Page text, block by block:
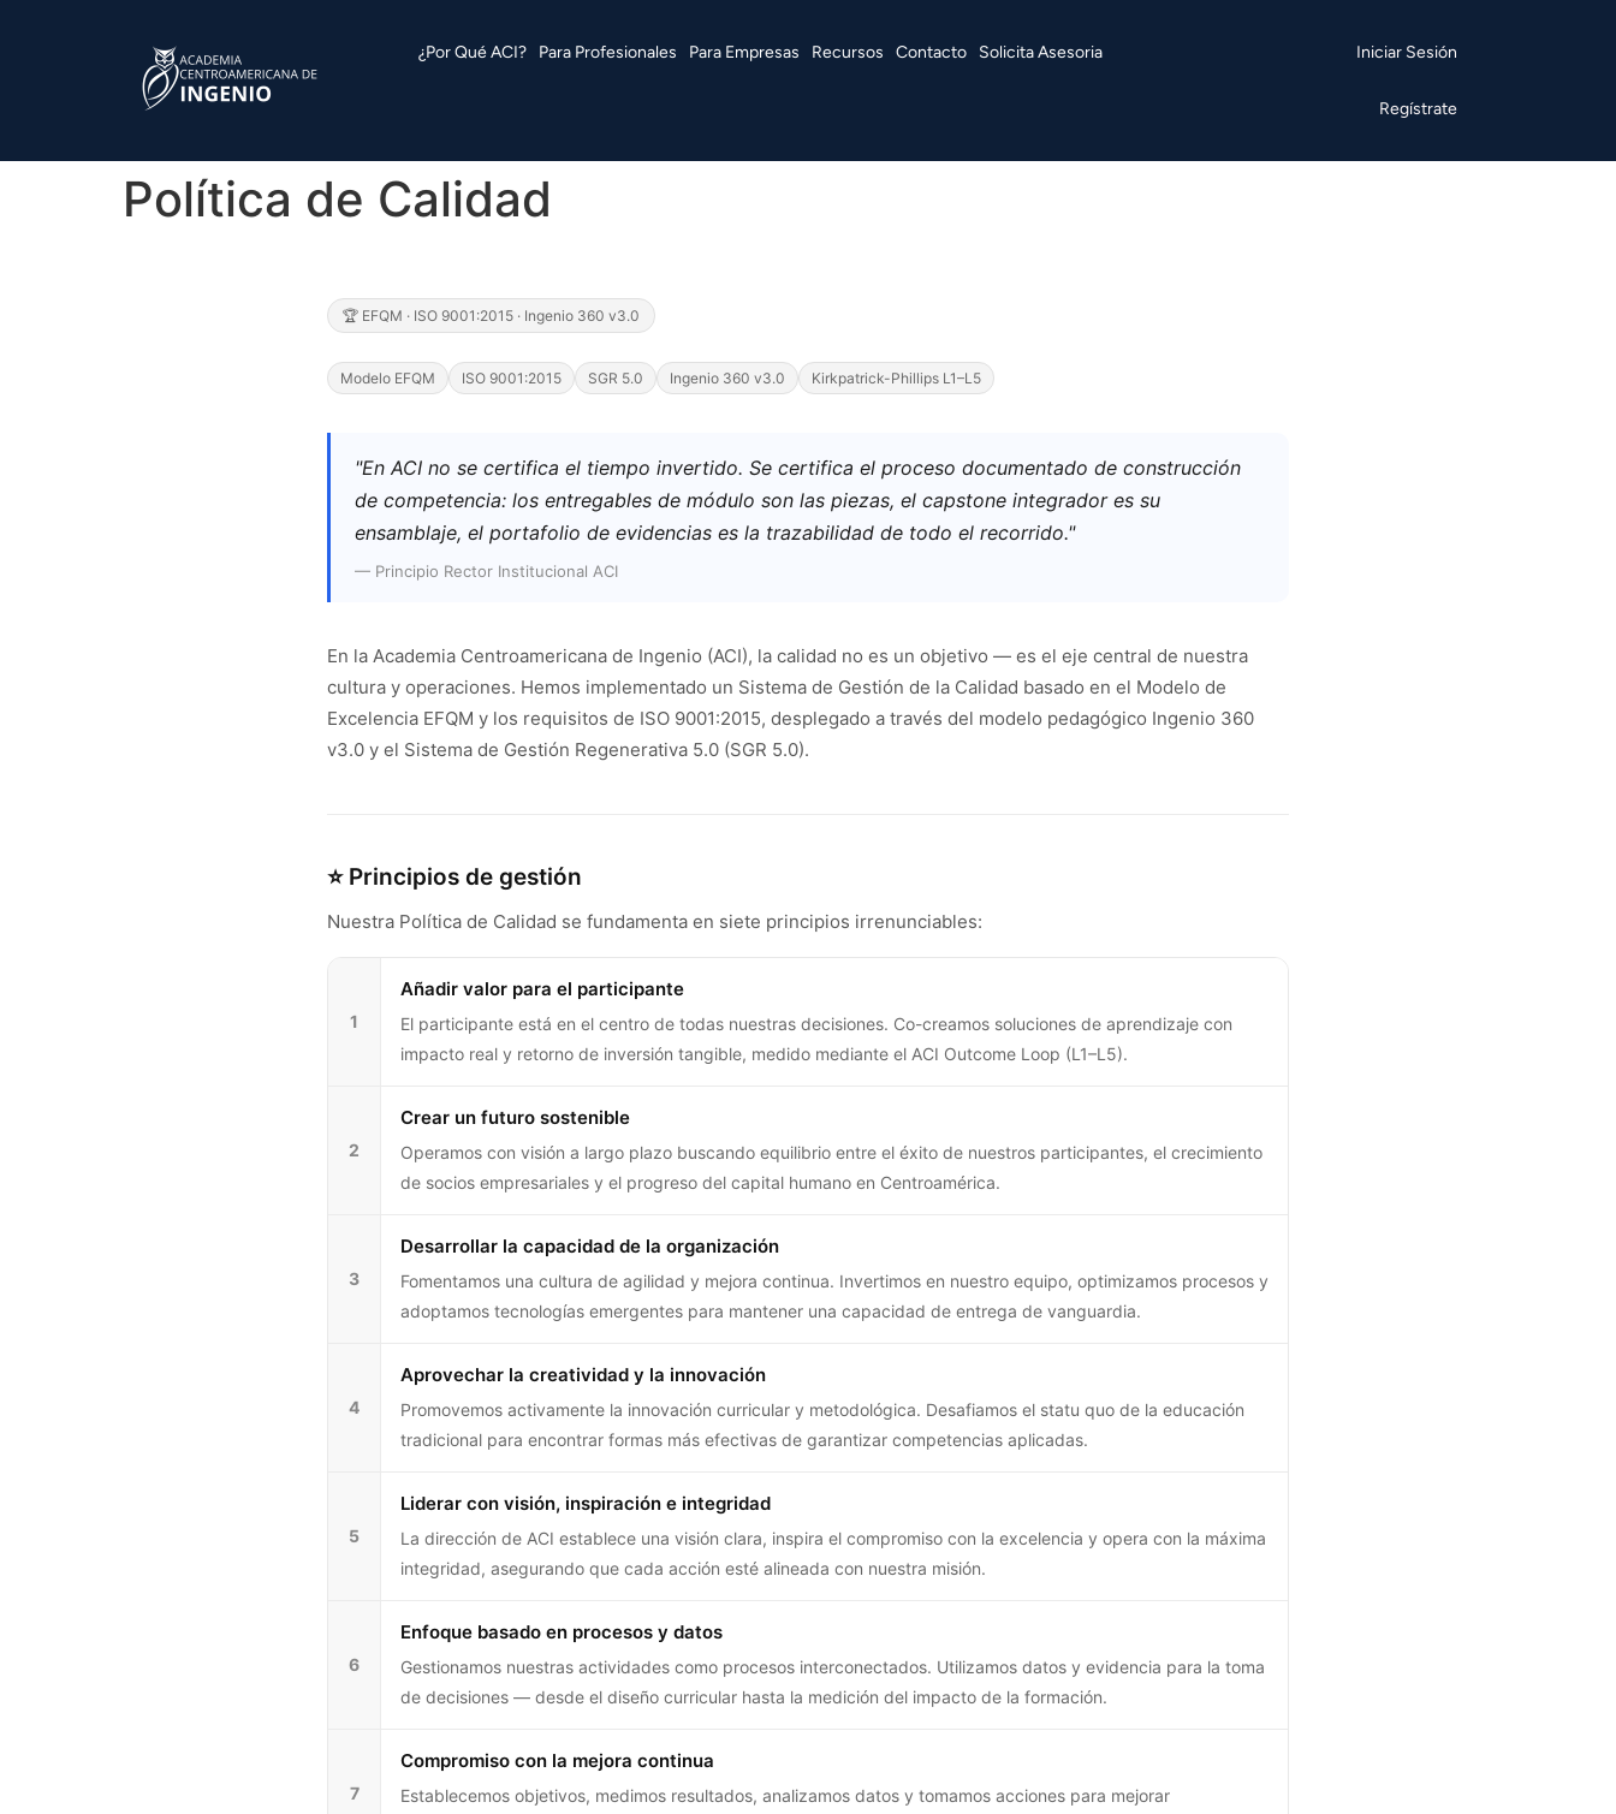
¿Por Qué ACI? Para Profesionales Para Empresas Recursos Contacto Solicita Asesoria Iniciar Sesión
Regístrate
Política de Calidad
🏆 EFQM · ISO 9001:2015 · Ingenio 360 v3.0
Modelo EFQM ISO 9001:2015 SGR 5.0 Ingenio 360 v3.0 Kirkpatrick-Phillips L1–L5
"En ACI no se certifica el tiempo invertido. Se certifica el proceso documentado de construcción
de competencia: los entregables de módulo son las piezas, el capstone integrador es su
ensamblaje, el portafolio de evidencias es la trazabilidad de todo el recorrido."
— Principio Rector Institucional ACI
En la Academia Centroamericana de Ingenio (ACI), la calidad no es un objetivo — es el eje central de nuestra
cultura y operaciones. Hemos implementado un Sistema de Gestión de la Calidad basado en el Modelo de
Excelencia EFQM y los requisitos de ISO 9001:2015, desplegado a través del modelo pedagógico Ingenio 360
v3.0 y el Sistema de Gestión Regenerativa 5.0 (SGR 5.0).
⭐ Principios de gestión
Nuestra Política de Calidad se fundamenta en siete principios irrenunciables:
1
Añadir valor para el participante
El participante está en el centro de todas nuestras decisiones. Co-creamos soluciones de aprendizaje con
impacto real y retorno de inversión tangible, medido mediante el ACI Outcome Loop (L1–L5).
2
Crear un futuro sostenible
Operamos con visión a largo plazo buscando equilibrio entre el éxito de nuestros participantes, el crecimiento
de socios empresariales y el progreso del capital humano en Centroamérica.
3
Desarrollar la capacidad de la organización
Fomentamos una cultura de agilidad y mejora continua. Invertimos en nuestro equipo, optimizamos procesos y
adoptamos tecnologías emergentes para mantener una capacidad de entrega de vanguardia.
4
Aprovechar la creatividad y la innovación
Promovemos activamente la innovación curricular y metodológica. Desafiamos el statu quo de la educación
tradicional para encontrar formas más efectivas de garantizar competencias aplicadas.
5
Liderar con visión, inspiración e integridad
La dirección de ACI establece una visión clara, inspira el compromiso con la excelencia y opera con la máxima
integridad, asegurando que cada acción esté alineada con nuestra misión.
6
Enfoque basado en procesos y datos
Gestionamos nuestras actividades como procesos interconectados. Utilizamos datos y evidencia para la toma
de decisiones — desde el diseño curricular hasta la medición del impacto de la formación.
7
Compromiso con la mejora continua
Establecemos objetivos, medimos resultados, analizamos datos y tomamos acciones para mejorar